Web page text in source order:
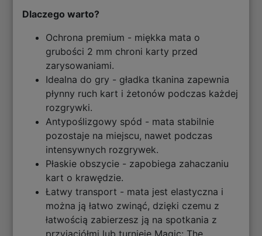
Dlaczego warto?
Ochrona premium - miękka mata o
grubości 2 mm chroni karty przed
zarysowaniami.
Idealna do gry - gładka tkanina zapewnia
płynny ruch kart i żetonów podczas każdej
rozgrywki.
Antypoślizgowy spód - mata stabilnie
pozostaje na miejscu, nawet podczas
intensywnych rozgrywek.
Płaskie obszycie - zapobiega zahaczaniu
kart o krawędzie.
Łatwy transport - mata jest elastyczna i
można ją łatwo zwinąć, dzięki czemu z
łatwością zabierzesz ją na spotkania z